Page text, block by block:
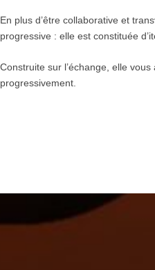
En plus d’être collaborative et
progressive : elle est constituée
Construite sur l’échange, elle
progressivement.